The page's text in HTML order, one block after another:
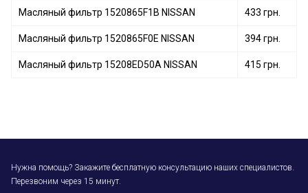
Масляный фильтр 1520865F1B NISSAN 433 грн.
Масляный фильтр 1520865F0E NISSAN 394 грн.
Масляный фильтр 15208ED50A NISSAN 415 грн.
Нужна помощь? Закажите бесплатную консультацию наших специалистов.
Перезвоним через 15 минут.